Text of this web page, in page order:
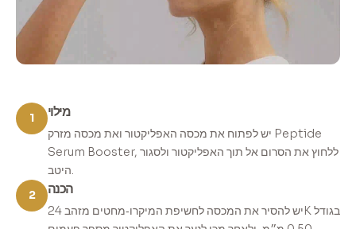
1 מילוי
יש לפתוח את מכסה האפליקטור ואת מכסה מזרק Peptide
Serum Booster, ללחוץ את הסרום אל תוך האפליקטור ולסגור
היטב.
2
הכנה
יש להסיר את המכסה לחשיפת המיקרו‑מחטים מזהב 24K בגודל